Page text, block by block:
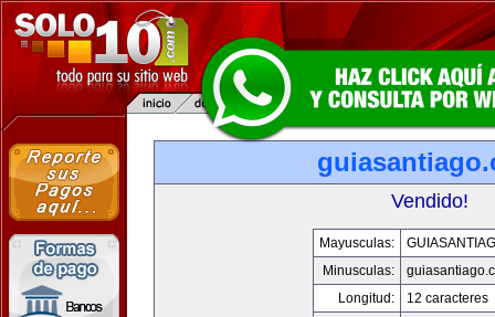
Vendido!
Mayusculas:
Minusculas:
Longitud:
12 caracteres